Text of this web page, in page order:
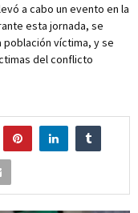
a cabo un evento en la
esta jornada, se
víctima, y se
del conflicto